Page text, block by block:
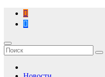
Перейти
содержимому